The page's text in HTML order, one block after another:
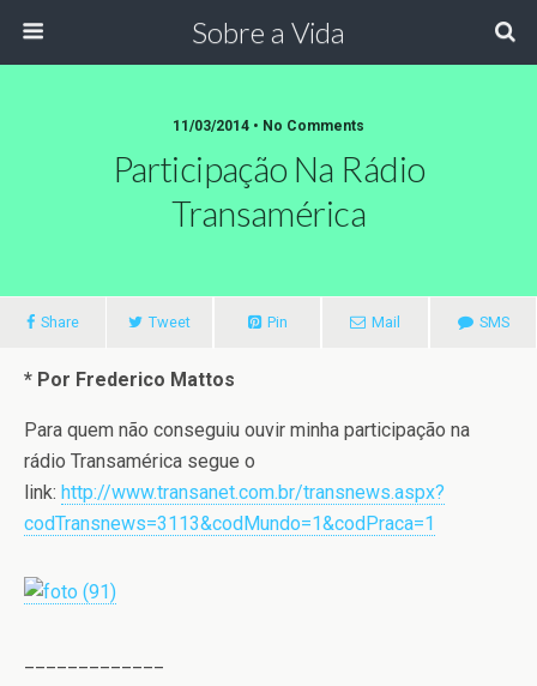
Sobre a Vida
11/03/2014 • No Comments
Participação Na Rádio
Transamérica
Share Tweet Pin Mail SMS
* Por Frederico Mattos
Para quem não conseguiu ouvir minha participação na
rádio Transamérica segue o
link: http://www.transanet.com.br/transnews.aspx?
codTransnews=3113&codMundo=1&codPraca=1